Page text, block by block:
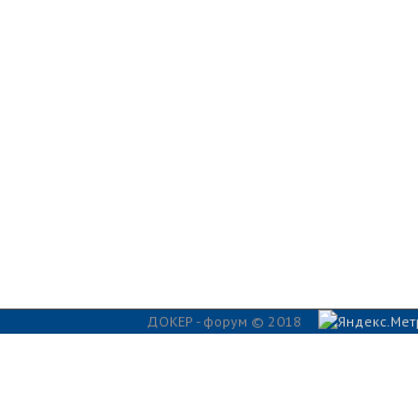
ДОКЕР - форум © 2018